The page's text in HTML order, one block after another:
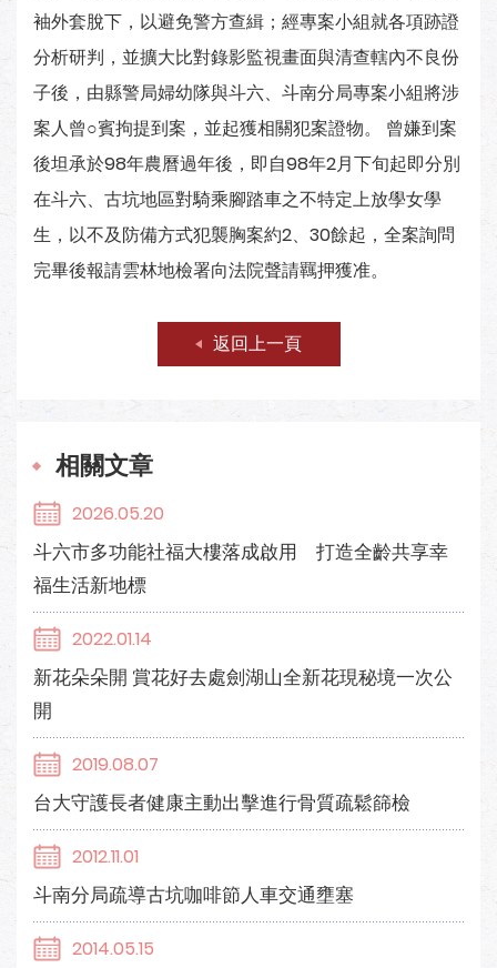
袖外套脫下，以避免警方查緝；經專案小組就各項跡證
分析研判，並擴大比對錄影監視畫面與清查轄內不良份
子後，由縣警局婦幼隊與斗六、斗南分局專案小組將涉
案人曾○賓拘提到案，並起獲相關犯案證物。 曾嫌到案
後坦承於98年農曆過年後，即自98年2月下旬起即分別
在斗六、古坑地區對騎乘腳踏車之不特定上放學女學
生，以不及防備方式犯襲胸案約2、30餘起，全案詢問
完畢後報請雲林地檢署向法院聲請羈押獲准。
返回上一頁
相關文章
2026.05.20
斗六市多功能社福大樓落成啟用 打造全齡共享幸
福生活新地標
2022.01.14
新花朵朵開 賞花好去處劍湖山全新花現秘境一次公
開
2019.08.07
台大守護長者健康主動出擊進行骨質疏鬆篩檢
2012.11.01
斗南分局疏導古坑咖啡節人車交通壅塞
2014.05.15